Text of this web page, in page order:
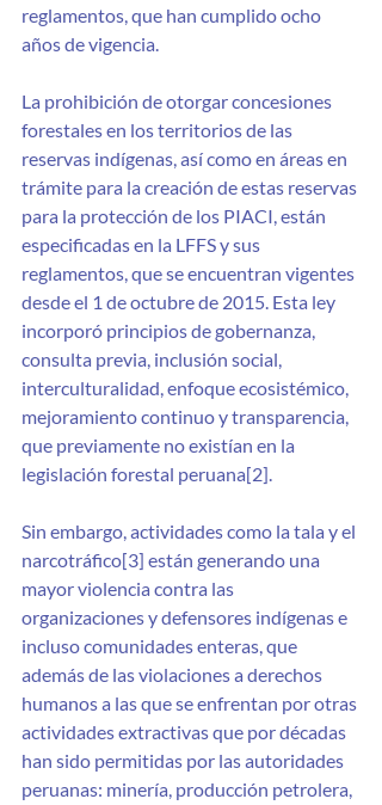
reglamentos, que han cumplido ocho
años de vigencia.
La prohibición de otorgar concesiones
forestales en los territorios de las
reservas indígenas, así como en áreas en
trámite para la creación de estas reservas
para la protección de los PIACI, están
especificadas en la LFFS y sus
reglamentos, que se encuentran vigentes
desde el 1 de octubre de 2015. Esta ley
incorporó principios de gobernanza,
consulta previa, inclusión social,
interculturalidad, enfoque ecosistémico,
mejoramiento continuo y transparencia,
que previamente no existían en la
legislación forestal peruana[2].
Sin embargo, actividades como la tala y el
narcotráfico[3] están generando una
mayor violencia contra las
organizaciones y defensores indígenas e
incluso comunidades enteras, que
además de las violaciones a derechos
humanos a las que se enfrentan por otras
actividades extractivas que por décadas
han sido permitidas por las autoridades
peruanas: minería, producción petrolera,